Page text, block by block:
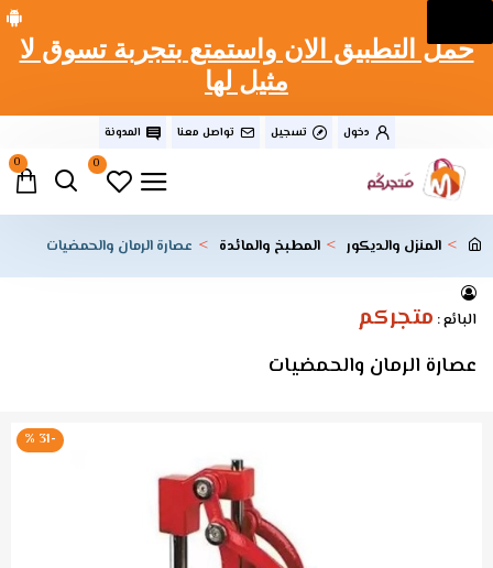
حمل التطبيق الان واستمتع بتجربة تسوق لا
مثيل لها
دخول تسجيل تواصل معنا
المدونة
0
0
المنزل والديكور المطبخ والمائدة عصارة الرمان والحمضيات
البائع : متجركم
عصارة الرمان والحمضيات
-31 %